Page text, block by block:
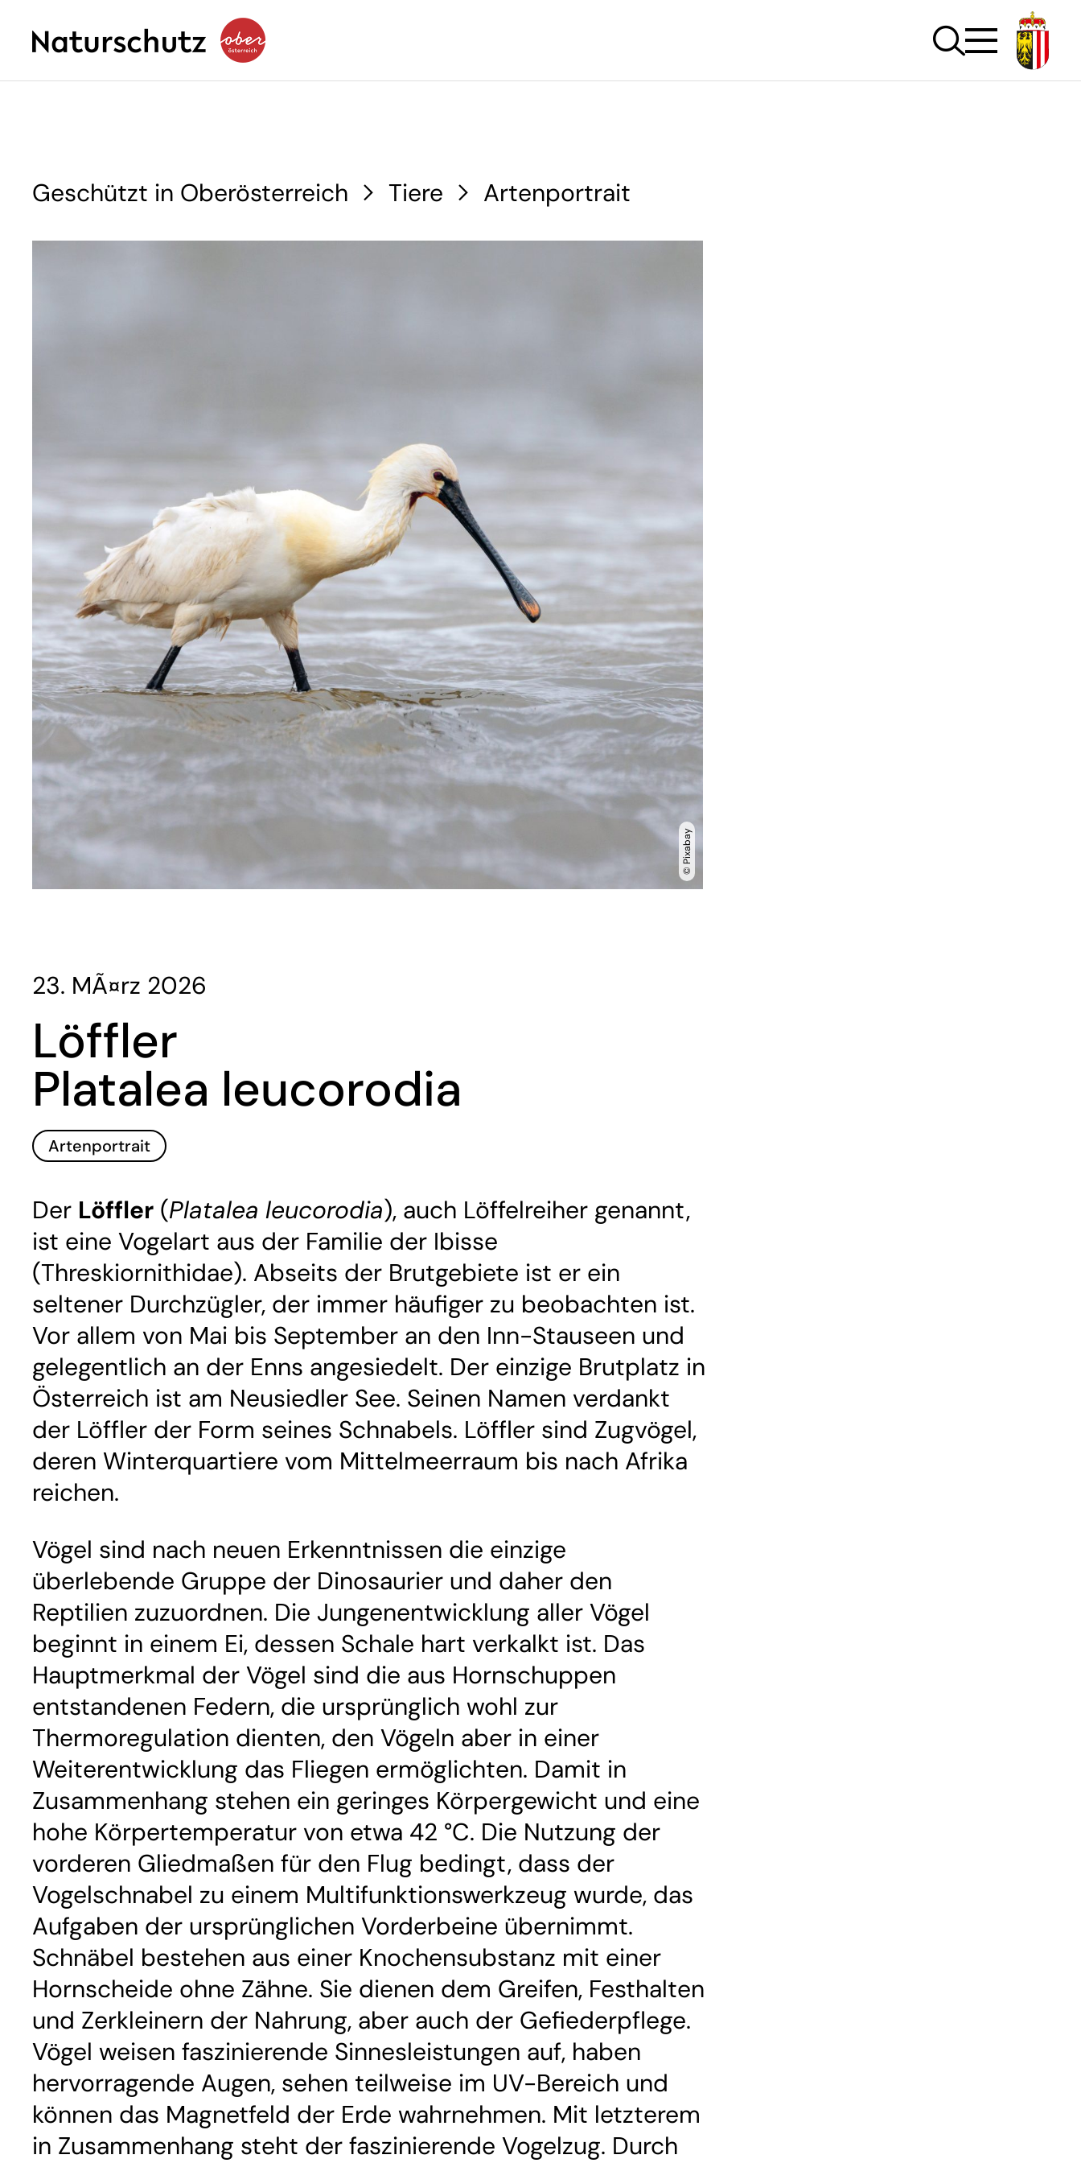
Geschützt in Oberösterreich Tiere Artenportrait
© Pixabay
23. MÃ¤rz 2026
Löffler
Platalea leucorodia
Artenportrait
Der Löffler (Platalea leucorodia), auch Löffelreiher genannt,
ist eine Vogelart aus der Familie der Ibisse
(Threskiornithidae). Abseits der Brutgebiete ist er ein
seltener Durchzügler, der immer häufiger zu beobachten ist.
Vor allem von Mai bis September an den Inn-Stauseen und
gelegentlich an der Enns angesiedelt. Der einzige Brutplatz in
Österreich ist am Neusiedler See. Seinen Namen verdankt
der Löffler der Form seines Schnabels. Löffler sind Zugvögel,
deren Winterquartiere vom Mittelmeerraum bis nach Afrika
reichen.
Vögel sind nach neuen Erkenntnissen die einzige
überlebende Gruppe der Dinosaurier und daher den
Reptilien zuzuordnen. Die Jungenentwicklung aller Vögel
beginnt in einem Ei, dessen Schale hart verkalkt ist. Das
Hauptmerkmal der Vögel sind die aus Hornschuppen
entstandenen Federn, die ursprünglich wohl zur
Thermoregulation dienten, den Vögeln aber in einer
Weiterentwicklung das Fliegen ermöglichten. Damit in
Zusammenhang stehen ein geringes Körpergewicht und eine
hohe Körpertemperatur von etwa 42 °C. Die Nutzung der
vorderen Gliedmaßen für den Flug bedingt, dass der
Vogelschnabel zu einem Multifunktionswerkzeug wurde, das
Aufgaben der ursprünglichen Vorderbeine übernimmt.
Schnäbel bestehen aus einer Knochensubstanz mit einer
Hornscheide ohne Zähne. Sie dienen dem Greifen, Festhalten
und Zerkleinern der Nahrung, aber auch der Gefiederpflege.
Vögel weisen faszinierende Sinnesleistungen auf, haben
hervorragende Augen, sehen teilweise im UV-Bereich und
können das Magnetfeld der Erde wahrnehmen. Mit letzterem
in Zusammenhang steht der faszinierende Vogelzug. Durch